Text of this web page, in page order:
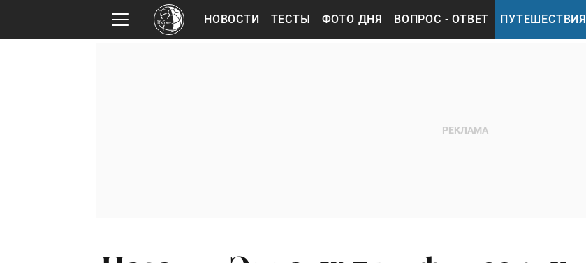
НОВОСТИ ТЕСТЫ ФОТО ДНЯ ВОПРОС - ОТВЕТ ПУТЕШЕСТВИЯ